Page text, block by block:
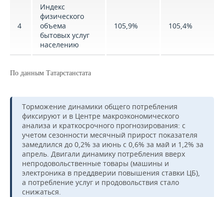
4
Индекс
физического
объема
бытовых услуг
населению
105,9% 105,4%
По данным Татарстанстата
Торможение динамики общего потребления
фиксируют и в Центре макроэкономического
анализа и краткосрочного прогнозирования: с
учетом сезонности месячный прирост показателя
замедлился до 0,2% за июнь с 0,6% за май и 1,2% за
апрель. Двигали динамику потребления вверх
непродовольственные товары (машины и
электроника в преддверии повышения ставки ЦБ),
а потребление услуг и продовольствия стало
снижаться.